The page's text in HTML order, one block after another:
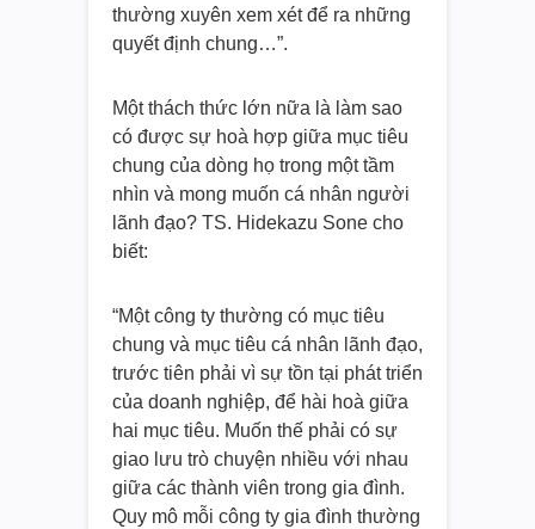
thường xuyên xem xét để ra những
quyết định chung…”.
Một thách thức lớn nữa là làm sao
có được sự hoà hợp giữa mục tiêu
chung của dòng họ trong một tầm
nhìn và mong muốn cá nhân người
lãnh đạo? TS. Hidekazu Sone cho
biết:
“Một công ty thường có mục tiêu
chung và mục tiêu cá nhân lãnh đạo,
trước tiên phải vì sự tồn tại phát triển
của doanh nghiệp, để hài hoà giữa
hai mục tiêu. Muốn thế phải có sự
giao lưu trò chuyện nhiều với nhau
giữa các thành viên trong gia đình.
Quy mô mỗi công ty gia đình thường